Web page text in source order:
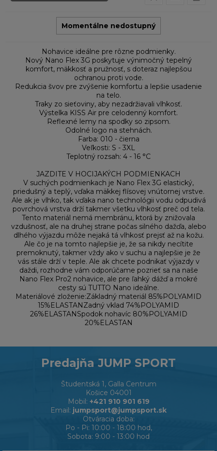
Momentálne nedostupný
Nohavice ideálne pre rôzne podmienky.
Nový Nano Flex 3G poskytuje výnimočný tepelný
komfort, mäkkosť a pružnosť, s doteraz najlepšou
ochranou proti vode.
Redukcia švov pre zvýšenie komfortu a lepšie usadenie
na telo.
Traky zo sieťoviny, aby nezadržiavali vlhkosť.
Výstelka KISS Air pre celodenný komfort.
Reflexné lemy na spodky so zipsom.
Odolné logo na stehnách.
Farba: 010 - čierna
Veľkosti: S - 3XL
Teplotný rozsah: 4 - 16 °C
JAZDITE V HOCIJAKÝCH PODMIENKACH
V suchých podmienkach je Nano Flex 3G elastický,
priedušný a teplý, vďaka mäkkej flísovej vnútornej vrstve.
Ale ak je vlhko, tak vďaka nano technológii vodu odpudivá
povrchová vrstva drží takmer všetku vlhkosť preč od tela.
Tento materiál nemá membránu, ktorá by znižovala
vzdušnosť, ale na druhej strane počas silného dažďa, alebo
dlhého výjazdu môže nejaká tá vlhkosť prejsť až na kožu.
Ale čo je na tomto najlepšie je, že sa nikdy necítite
premoknutý, takmer vždy ako v suchu a najlepšie je že
vás stále drží v teple. Ale ak chcete podnikať výjazdy v
daždi, rozhodne vám odporúčame pozrieť sa na naše
Nano Flex Pro2 nohavice, ale pre ľahký dážď a mokré
cesty sú TUTTO Nano ideálne.
Materiálové zloženie:Základný materiál 85%POLYAMID
15%ELASTANZadný vklad 74%POLYAMID
26%ELASTANSpodok nohavíc 80%POLYAMID
20%ELASTAN
Predajňa JUMP SPORT
Študentská 1, Galla Centrum
Košice 04001
Mobil: +421 910 901 619
Email: jumpsport@jumpsport.sk
Otváracia doba:
Po - Pi: 10:00 - 18:00 hod,
Sobota: 9:00 - 13:00 hod